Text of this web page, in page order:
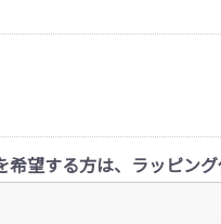
希望する方は、ラッピン